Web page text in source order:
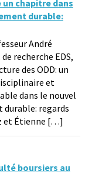
un chapitre dans
durable:
André
recherche EDS,
des ODD: un
et
dans le nouvel
durable: regards
et Étienne […]
boursiers au